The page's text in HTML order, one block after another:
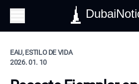
EAU, ESTILO DE VIDA
2026. 01. 10